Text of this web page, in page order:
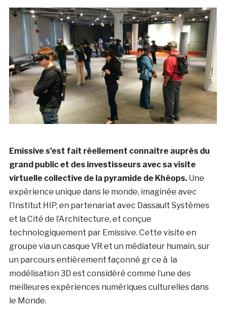
Emissive s’est fait réellement connaitre auprès du
grand public et des investisseurs avec sa visite
virtuelle collective de la pyramide de Khéops.Une
expérience unique dans le monde, imaginée avec
l’Institut HIP, en partenariat avec Dassault Systèmes
et la Cité de l’Architecture, et conçue
technologiquement par Emissive. Cette visite en
groupe via un casque VR et un médiateur humain, sur
un parcours entièrement façonné gr ce à la
modélisation 3D est considéré comme l’une des
meilleures expériences numériques culturelles dans
le Monde.